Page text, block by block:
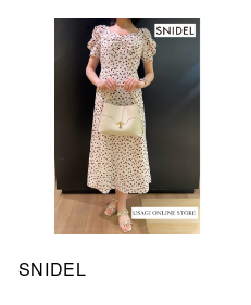
SNIDEL